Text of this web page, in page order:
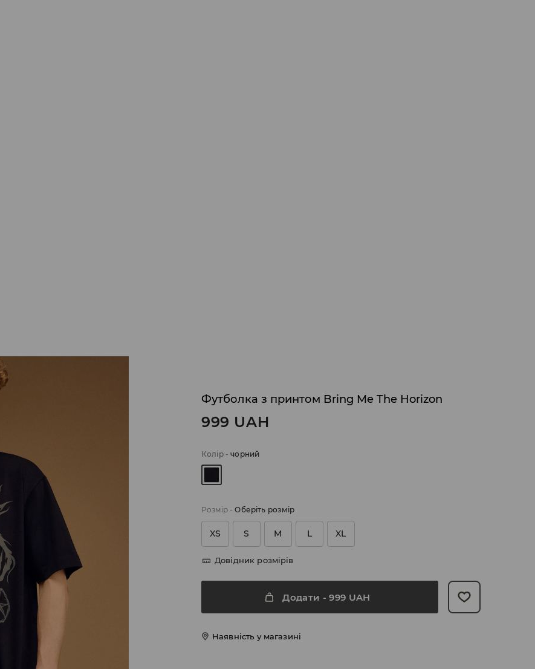
Футболка з принтом Bring Me The Horizon
999 UAH
Колір-чорний
Розмір-Оберіть розмір
XS S M L XL
Довідник розмірів
Додати -999 UAH
Наявність у магазині